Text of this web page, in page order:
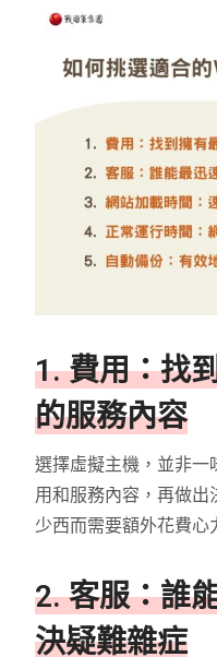
1. 費用：找
的服務內容
選擇虛擬主機，並非一
用和服務內容，再做出
少西而需要額外花費心
2. 客服：誰
決疑難雜症